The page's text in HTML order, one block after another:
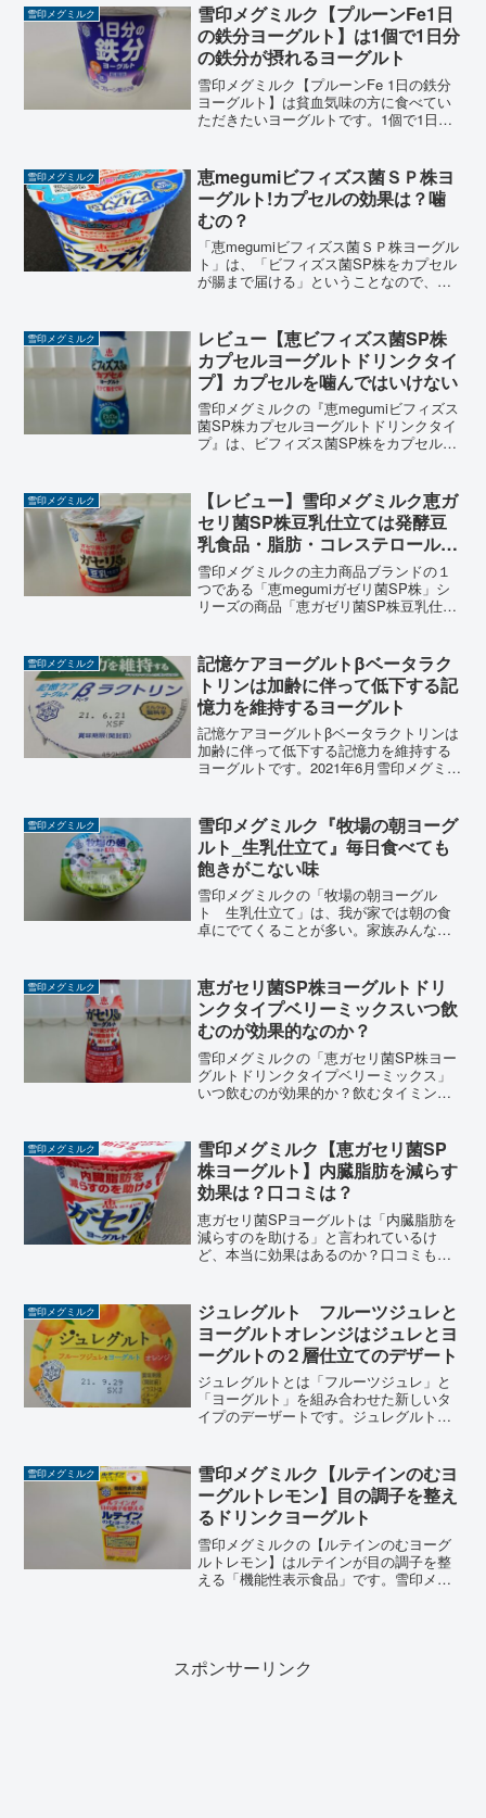
雪印メグミルク
雪印メグミルク【プルーンFe1日
の鉄分ヨーグルト】は1個で1日分
の鉄分が摂れるヨーグルト
雪印メグミルク【プルーンFe 1日の鉄分
ヨーグルト】は貧血気味の方に食べてい
ただきたいヨーグルトです。1個で1日分
分」を毎日食べて、「貧血」対策として
期待をもってしまうヨーグルトです。
雪印メグミルク
恵megumiビフィズス菌ＳＰ株ヨ
ーグルト!カプセルの効果は？噛
むの？
「恵megumiビフィズス菌ＳＰ株ヨーグル
ト」は、「ビフィズス菌SP株をカプセル
が腸まで届ける」ということなので、ど
でしょうか？雪印メグミルクの「恵
megumiビフィズ...
雪印メグミルク
レビュー【恵ビフィズス菌SP株
カプセルヨーグルトドリンクタイ
プ】カプセルを噛んではいけない
雪印メグミルクの『恵megumiビフィズス
菌SP株カプセルヨーグルトドリンクタイ
プ』は、ビフィズス菌SP株をカプセルで
きをして、どんな効果が期待できるの
か？味などレビューします。
雪印メグミルク
【レビュー】雪印メグミルク恵ガ
セリ菌SP株豆乳仕立ては発酵豆
乳食品・脂肪・コレステロールゼ
ロ
雪印メグミルクの主力商品ブランドの１
つである「恵megumiガゼリ菌SP株」シ
リーズの商品「恵ガゼリ菌SP株豆乳仕立
はっ酵豆乳食品。脂肪・コレステロール
の両方がゼロ。...
雪印メグミルク
記憶ケアヨーグルトβベータラク
トリンは加齢に伴って低下する記
憶力を維持するヨーグルト
記憶ケアヨーグルトβベータラクトリンは
加齢に伴って低下する記憶力を維持する
ヨーグルトです。2021年6月雪印メグミル
憶に伴って低下する記憶力（手がかりを
もとに思い出す...
雪印メグミルク
雪印メグミルク『牧場の朝ヨーグ
ルト_生乳仕立て』毎日食べても
飽きがこない味
雪印メグミルクの「牧場の朝ヨーグル
ト 生乳仕立て」は、我が家では朝の食
卓にでてくることが多い。家族みんなが
ず、滑らかな口当たりが、毎朝食べるに
はちょうどいい味のヨーグルト...
雪印メグミルク
恵ガセリ菌SP株ヨーグルトドリ
ンクタイプベリーミックスいつ飲
むのが効果的なのか？
雪印メグミルクの「恵ガセリ菌SP株ヨー
グルトドリンクタイプベリーミックス」
いつ飲むのが効果的か？飲むタイミング
脂肪を減らす機能があることが報告され
ています。
雪印メグミルク
雪印メグミルク【恵ガセリ菌SP
株ヨーグルト】内臓脂肪を減らす
効果は？口コミは？
恵ガセリ菌SPヨーグルトは「内臓脂肪を
減らすのを助ける」と言われているけ
ど、本当に効果はあるのか？口コミもチ
ト」は、「内臓脂肪を減らすのを助け
る」消費者庁許可「特定...
雪印メグミルク
ジュレグルト フルーツジュレと
ヨーグルトオレンジはジュレとヨ
ーグルトの２層仕立てのデザート
ジュレグルトとは「フルーツジュレ」と
「ヨーグルト」を組み合わせた新しいタ
イプのデーザートです。ジュレグルトに
トの文字が目に入り「ヨーグルト（発酵
乳）」だと思い購入したの...
雪印メグミルク
雪印メグミルク【ルテインのむヨ
ーグルトレモン】目の調子を整え
るドリンクヨーグルト
雪印メグミルクの【ルテインのむヨーグ
ルトレモン】はルテインが目の調子を整
える「機能性表示食品」です。雪印メグ
スポンサーリンク